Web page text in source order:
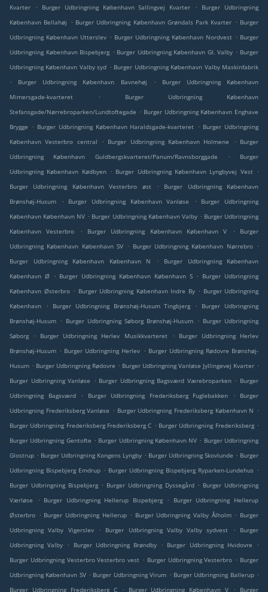
Kvarter
. Burger Udbringning København Sallingvej Kvarter .
Burger Udbringning
København Bellahøj
. Burger Udbringning København Grøndals Park Kvarter . Burger
Udbringning København Utterslev . Burger Udbringning København Nordvest . Burger
Udbringning København Bispebjerg . Burger Udbringning København Gl. Valby . Burger
Udbringning København Valby syd . Burger Udbringning København Valby Maskinfabrik
.
Burger Udbringning København Bavnehøj .
Burger Udbringning København
Mimersgade-kvarteret
.
Burger Udbringning København
Stefansgade/Nørrebroparken/Lundtoftegade . Burger Udbringning København Enghave
Brygge
. Burger Udbringning København Haraldsgade-kvarteret . Burger Udbringning
København Vesterbro central
. Burger Udbringning København Holmene . Burger
Udbringning København Guldbergskvarteret/Panum/Ravnsborggade
.
Burger
Udbringning København Kødbyen . Burger Udbringning København Lyngbyvej Vest .
Burger Udbringning København Vesterbro øst
.
Burger Udbringning København
Brønshøj-Husum
. Burger Udbringning København Vanløse .
Burger Udbringning
København København NV . Burger Udbringning København Valby . Burger Udbringning
København Vesterbro
. Burger Udbringning København København V .
Burger
Udbringning København København SV . Burger Udbringning København Nørrebro .
Burger Udbringning København København N
.
Burger Udbringning København
København Ø
. Burger Udbringning København København S . Burger Udbringning
København Østerbro . Burger Udbringning København Indre By . Burger Udbringning
København
. Burger Udbringning Brønshøj-Husum Tingbjerg .
Burger Udbringning
Brønshøj-Husum . Burger Udbringning Søborg Brønshøj-Husum . Burger Udbringning
Søborg
. Burger Udbringning Herlev Musikkvarteret .
Burger Udbringning Herlev
Brønshøj-Husum . Burger Udbringning Herlev . Burger Udbringning Rødovre Brønshøj-
Husum . Burger Udbringning Rødovre . Burger Udbringning Vanløse Jyllingevej Kvarter .
Burger Udbringning Vanløse
. Burger Udbringning Bagsværd Værebroparken . Burger
Udbringning Bagsværd
. Burger Udbringning Frederiksberg Fuglebakken .
Burger
Udbringning Frederiksberg Vanløse . Burger Udbringning Frederiksberg København N .
Burger Udbringning Frederiksberg Frederiksberg C . Burger Udbringning Frederiksberg .
Burger Udbringning Gentofte . Burger Udbringning København NV . Burger Udbringning
Glostrup . Burger Udbringning Kongens Lyngby . Burger Udbringning Skovlunde . Burger
Udbringning Bispebjerg Emdrup . Burger Udbringning Bispebjerg Ryparken-Lundehus .
Burger Udbringning Bispebjerg . Burger Udbringning Dyssegård . Burger Udbringning
Værløse
. Burger Udbringning Hellerup Bispebjerg .
Burger Udbringning Hellerup
Østerbro . Burger Udbringning Hellerup . Burger Udbringning Valby Ålholm . Burger
Udbringning Valby Vigerslev
. Burger Udbringning Valby Valby sydvest .
Burger
Udbringning Valby
. Burger Udbringning Brøndby . Burger Udbringning Hvidovre
.
Burger Udbringning Vesterbro Vesterbro vest . Burger Udbringning Vesterbro . Burger
Udbringning København SV . Burger Udbringning Virum . Burger Udbringning Ballerup .
Burger Udbringning Frederiksberg C
. Burger Udbringning København V . Burger